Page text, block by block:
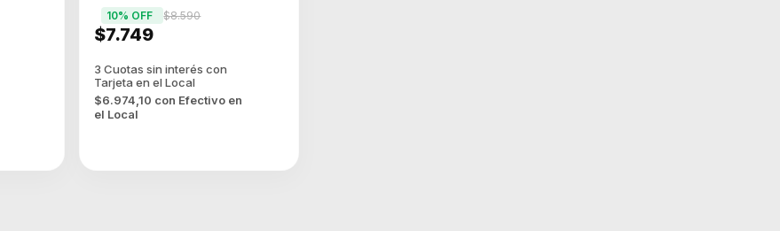
$7.749
$8.590
10% OFF
$6.974,10 con Efectivo en
el Local